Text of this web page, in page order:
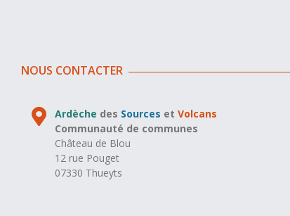
NOUS CONTACTER
Ardèche des Sources etVolcans
Communauté de communes
Château de Blou
12 rue Pouget
07330 Thueyts